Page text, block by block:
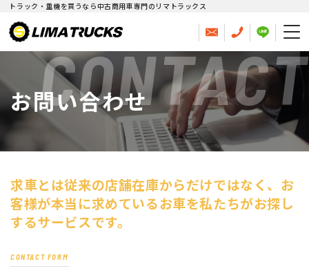
トラック・重機を買うなら中古商用車専門のリマトラックス
お問い合わせ
CONTACT
求車とは従来の店舗在庫からだけではなく、 お
客様が本当に求めているお車を私たちがお探し
するサービスです。
CONTACT FORM